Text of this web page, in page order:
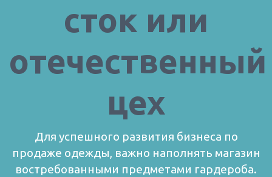
сток или
отечественный
цех
Для успешного развития бизнеса по
продаже одежды, важно наполнять магазин
востребованными предметами гардероба.